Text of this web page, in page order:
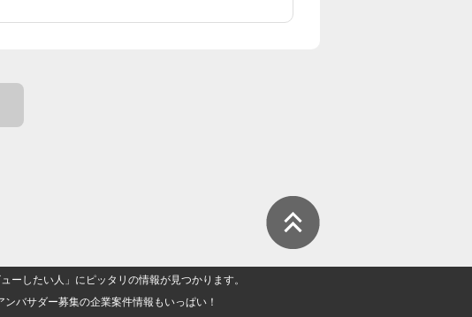
したい人」にピッタリの情報が見つかります。
バサダー募集の企業案件情報もいっぱい！